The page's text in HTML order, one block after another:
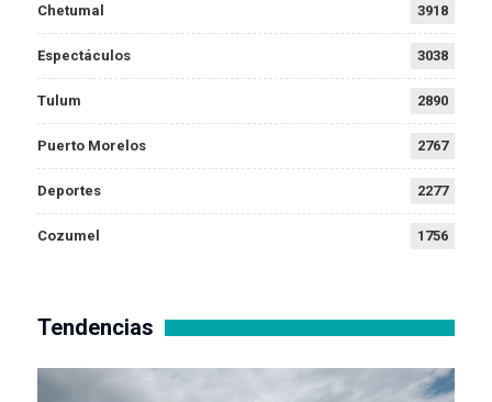
Chetumal 3918
Espectáculos 3038
Tulum 2890
Puerto Morelos 2767
Deportes 2277
Cozumel 1756
Tendencias